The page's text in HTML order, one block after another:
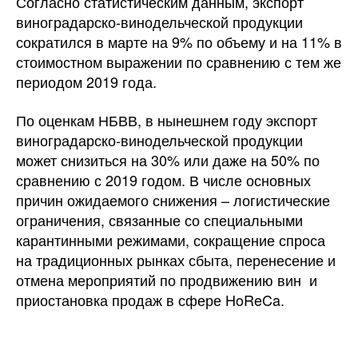
виноградарско-винодельческой продукции
сократился в марте на 9% по объему и на 11% в
стоимостном выражении по сравнению с тем же
периодом 2019 года.
По оценкам НБВВ, в нынешнем году экспорт
виноградарско-винодельческой продукции
может снизиться на 30% или даже на 50% по
сравнению с 2019 годом. В числе основных
причин ожидаемого снижения – логистические
ограничения, связанные со специальными
карантинными режимами, сокращение спроса
на традиционных рынках сбыта, перенесение и
отмена мероприятий по продвижению вин и
приостановка продаж в сфере HoReCa.